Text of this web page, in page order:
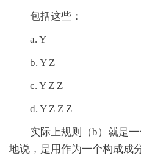
包括这些：
a. Y
b. Y Z
c. Y Z Z
d. Y Z Z Z
实际上规则（b）就是一
地说，是用作为一个构成成